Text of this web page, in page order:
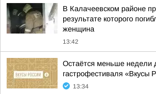
В Калачеевском районе
результате которого
женщина
13:42
Остаётся меньше недели
гастрофестиваля «Вкусы
13:34